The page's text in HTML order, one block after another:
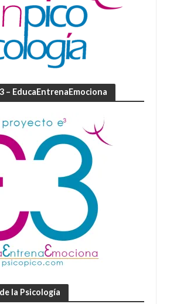
– EducaEntrenaEmociona
la Psicología